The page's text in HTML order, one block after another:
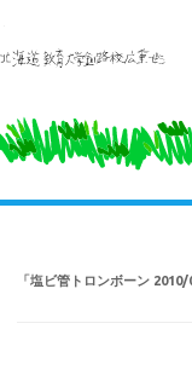
ン
キ
ッ
プ
「塩ビ管トロンボーン 2010/